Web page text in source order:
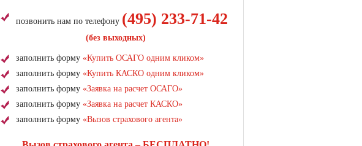
позвонить нам по телефону (495) 233-71-42
(без выходных)
заполнить форму «Купить ОСАГО одним кликом»
заполнить форму «Купить КАСКО одним кликом»
заполнить форму «Заявка на расчет ОСАГО»
заполнить форму «Заявка на расчет КАСКО»
заполнить форму «Вызов страхового агента»